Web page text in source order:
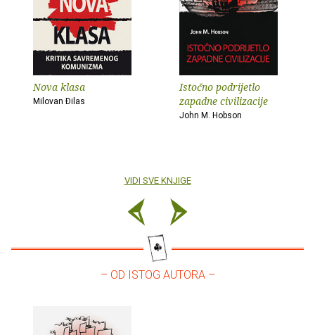
Nova klasa
Milovan Ðilas
Istočno podrijetlo
zapadne civilizacije
John M. Hobson
VIDI SVE KNJIGE
– OD ISTOG AUTORA –